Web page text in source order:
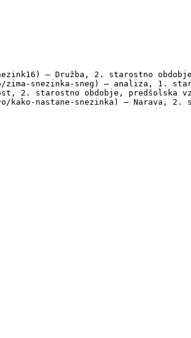
— Družba, 2. starostno
snezinka-sneg) — analiza, 1.
2. starostno obdobje, predšolska
nastane-snezinka) — Narava, 2.